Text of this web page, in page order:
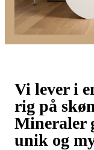
Vi lever i
rig på
Mineraler
unik og